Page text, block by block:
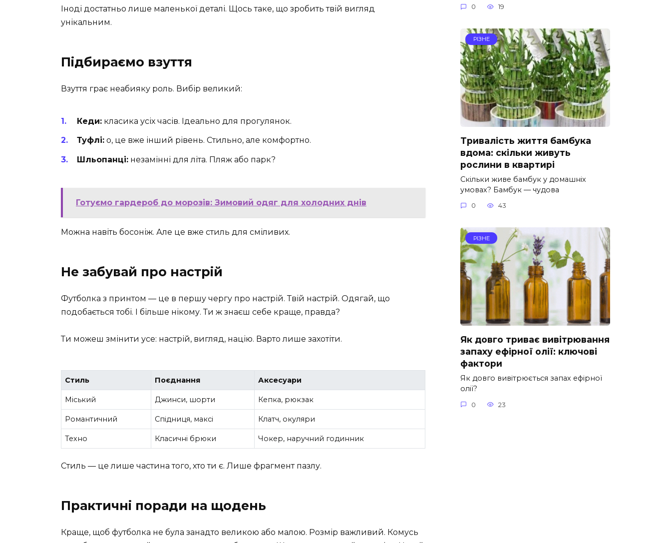
Іноді достатньо лише маленької деталі. Щось таке, що зробить твій вигляд
унікальним.
Підбираємо взуття
Взуття грає неабияку роль. Вибір великий:
Кеди: класика усіх часів. Ідеально для прогулянок.
Туфлі: о, це вже інший рівень. Стильно, але комфортно.
Шльопанці: незамінні для літа. Пляж або парк?
Готуємо гардероб до морозів: Зимовий одяг для холодних днів
Можна навіть босоніж. Але це вже стиль для сміливих.
Не забувай про настрій
Футболка з принтом — це в першу чергу про настрій. Твій настрій. Одягай, що
подобається тобі. І більше нікому. Ти ж знаєш себе краще, правда?
Ти можеш змінити усе: настрій, вигляд, націю. Варто лише захотіти.
Стиль Поєднання Аксесуари
Міський Джинси, шорти Кепка, рюкзак
Романтичний Спідниця, максі Клатч, окуляри
Техно Класичні брюки Чокер, наручний годинник
Стиль — це лише частина того, хто ти є. Лише фрагмент пазлу.
Практичні поради на щодень
Краще, щоб футболка не була занадто великою або малою. Розмір важливий. Комусь
0 19
РІЗНЕ
Тривалість життя бамбука
вдома: скільки живуть
рослини в квартирі
Скільки живе бамбук у домашніх
умовах? Бамбук — чудова
0 43
РІЗНЕ
Як довго триває вивітрювання
запаху ефірної олії: ключові
фактори
Як довго вивітрюється запах ефірної
олії?
0 23